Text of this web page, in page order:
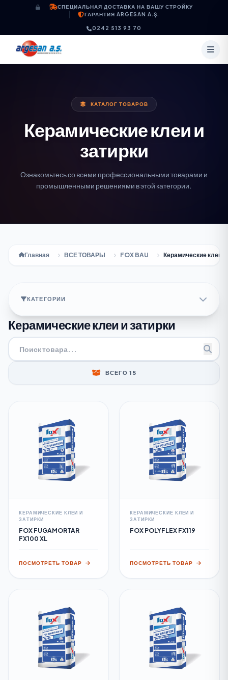
Перейти к содержимомуСПЕЦИАЛЬНАЯ ДОСТАВКА НА ВАШУ СТРОЙКУ
ГАРАНТИЯ ARGESAN A.Ş.
0242 513 93 70
КАТАЛОГ ТОВАРОВ
Керамические клеи и
затирки
Ознакомьтесь со всеми профессиональными товарами и
промышленными решениями в этой категории.
Главная ВСЕ ТОВАРЫ FOX BAU Керамические клеи и
КАТЕГОРИИ
Керамические клеи и затирки
ВСЕГО 15
КЕРАМИЧЕСКИЕ КЛЕИ И
ЗАТИРКИ
FOX FUGAMORTAR
FX100 XL
ПОСМОТРЕТЬ ТОВАР
КЕРАМИЧЕСКИЕ КЛЕИ И
ЗАТИРКИ
FOX POLYFLEX FX119
ПОСМОТРЕТЬ ТОВАР